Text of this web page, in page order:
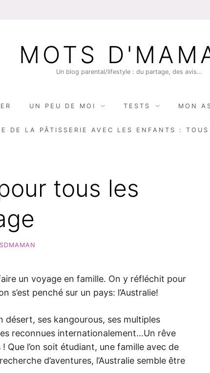
MOTS
Un blog parental/lifestyle : du partage, des avis…
UN PEU DE MOI TESTS MON
DE LA PÂTISSERIE AVEC LES ENFANTS : TOUS
tous les
un voyage en famille. On y réfléchit pour
s’est penché sur un pays: l’Australie!
désert, ses kangourous, ses multiples
reconnues internationalement…Un rêve
Que l’on soit étudiant, une famille avec de
d’aventures, l’Australie semble être